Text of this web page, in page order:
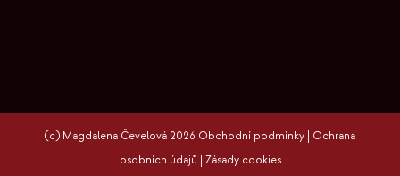
(c) Magdalena Čevelová 2026 Obchodní podmínky
Ochrana
osobních údajů
Zásady cookies